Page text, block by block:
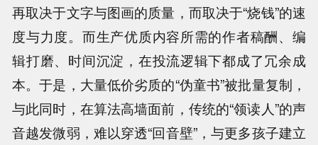
再取决于文字与图画的质量，而取决于“烧钱”的速
度与力度。而生产优质内容所需的作者稿酬、编
辑打磨、时间沉淀，在投流逻辑下都成了冗余成
本。于是，大量低价劣质的“伪童书”被批量复制，
与此同时，在算法高墙面前，传统的“领读人”的声
音越发微弱，难以穿透“回音壁”，与更多孩子建立